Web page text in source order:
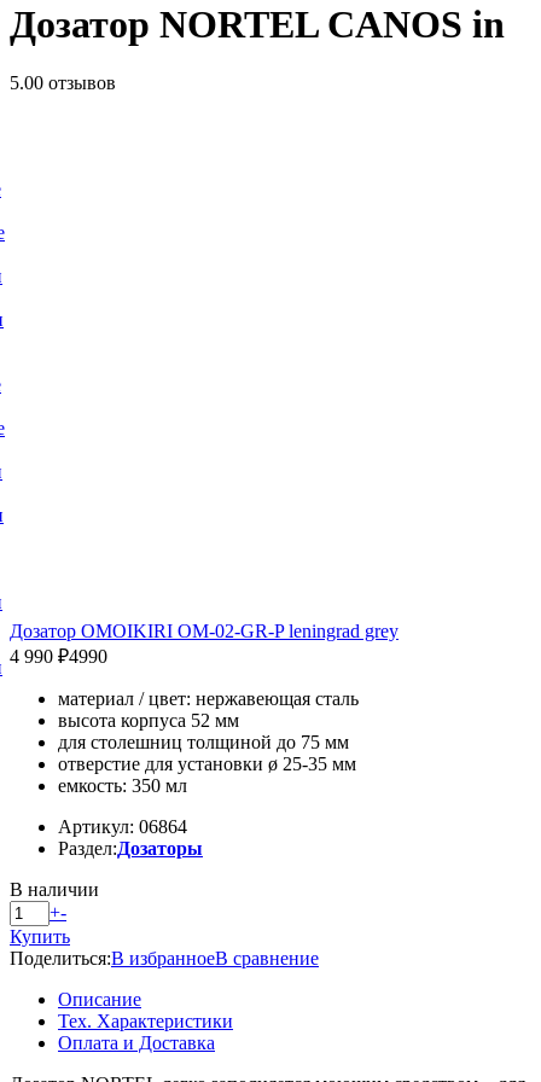
Дозатор NORTEL CANOS in
5.00 отзывов
Дозатор OMOIKIRI OM-02-GR-P leningrad grey
4 990 ₽4990
материал / цвет: нержавеющая сталь
высота корпуса 52 мм
для столешниц толщиной до 75 мм
отверстие для установки ø 25-35 мм
емкость: 350 мл
Артикул: 06864
Раздел:Дозаторы
В наличии
+-
Купить
Поделиться:В избранноеВ сравнение
Описание
Тех. Характеристики
Оплата и Доставка